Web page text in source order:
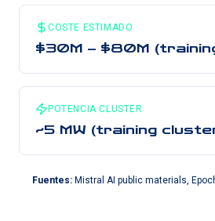
COSTE ESTIMADO
$30M – $80M
POTENCIA CLUSTER
~5 MW (training
Fuentes: Mistral AI public materials,